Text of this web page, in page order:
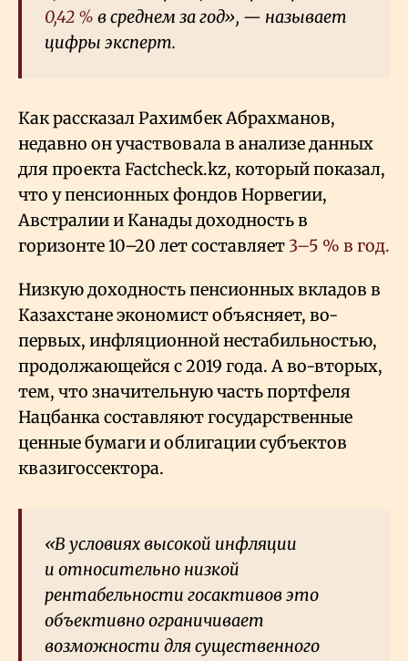
0,42 % в среднем за год», — называет
цифры эксперт.
Как рассказал Рахимбек Абрахманов,
недавно он участвовала в анализе данных
для проекта Factcheck.kz, который показал,
что у пенсионных фондов Норвегии,
Австралии и Канады доходность в
горизонте 10–20 лет составляет 3–5 % в год.
Низкую доходность пенсионных вкладов в
Казахстане экономист объясняет, во-
первых, инфляционной нестабильностью,
продолжающейся с 2019 года. А во-вторых,
тем, что значительную часть портфеля
Нацбанка составляют государственные
ценные бумаги и облигации субъектов
квазигоссектора.
«В условиях высокой инфляции
и относительно низкой
рентабельности госактивов это
объективно ограничивает
возможности для существенного